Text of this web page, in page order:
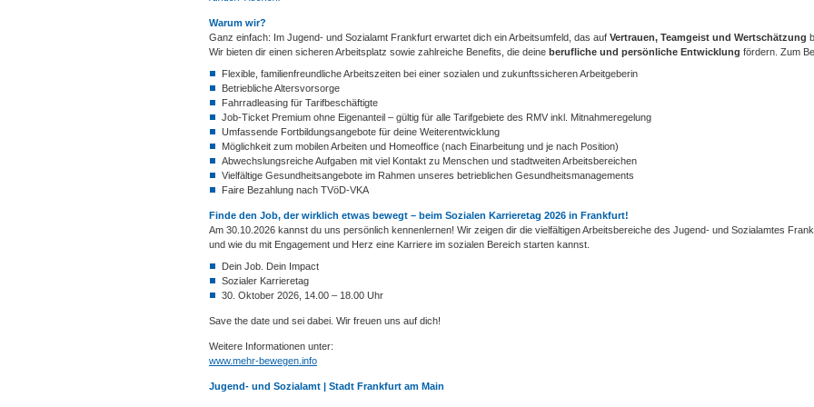
Warum wir?
Ganz einfach: Im Jugend- und Sozialamt Frankfurt erwartet dich ein Arbeitsumfeld, das auf Vertrauen, Teamgeist und Wertschätzung
Wir bieten dir einen sicheren Arbeitsplatz sowie zahlreiche Benefits, die deine berufliche und persönliche Entwicklung fördern. Zum
Flexible, familienfreundliche Arbeitszeiten bei einer sozialen und zukunftssicheren Arbeitgeberin
Betriebliche Altersvorsorge
Fahrradleasing für Tarifbeschäftigte
Job-Ticket Premium ohne Eigenanteil – gültig für alle Tarifgebiete des RMV inkl. Mitnahmeregelung
Umfassende Fortbildungsangebote für deine Weiterentwicklung
Möglichkeit zum mobilen Arbeiten und Homeoffice (nach Einarbeitung und je nach Position)
Abwechslungsreiche Aufgaben mit viel Kontakt zu Menschen und stadtweiten Arbeitsbereichen
Vielfältige Gesundheitsangebote im Rahmen unseres betrieblichen ­Gesundheitsmanagements
Faire Bezahlung nach TVöD-VKA
Finde den Job, der wirklich etwas ­bewegt – beim Sozialen Karrieretag 2026 in Frankfurt!
Am 30.10.2026 kannst du uns persönlich kennenlernen! Wir zeigen dir die vielfältigen Arbeitsbereiche des Jugend- und Sozialamtes
und wie du mit Engagement und Herz eine Karriere im sozialen Bereich starten kannst.
Dein Job. Dein Impact
Sozialer Karrieretag
30. Oktober 2026, 14.00 – 18.00 Uhr
Save the date und sei dabei. Wir freuen uns auf dich!
Weitere Informationen unter:
www.mehr-bewegen.info
Jugend- und Sozialamt | Stadt Frankfurt am Main